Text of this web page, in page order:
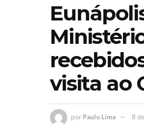
visita ao
por Paulo Lima 8